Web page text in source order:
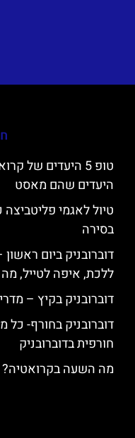
טופ 5 היעדים
היעדים שהם מאסט
טיול לאגמי
בסירה
דוברובניק ביום
ללכת, איפה לטייל, מה
דוברובניק בקיץ –
דוברובניק בחורף-
חורפית בדוברובניק
מה השעה בקרואטיה?